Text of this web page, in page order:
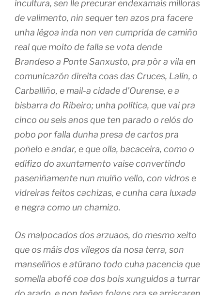
incultura, sen lle precurar endexamais milloras
de valimento, nin sequer ten azos pra facere
unha légoa inda non ven cumprida de camiño
real que moito de falla se vota dende
Brandeso a Ponte Sanxusto, pra pòr a vila en
comunicazón direita coas das Cruces, Lalín, o
Carballiño, e mail-a cidade d’Ourense, e a
bisbarra do Ribeiro; unha política, que vai pra
cinco ou seis anos que ten parado o relós do
pobo por falla dunha presa de cartos pra
poñelo e andar, e que olla, bacaceira, como o
edifizo do axuntamento vaise convertindo
paseniñamente nun muiño vello, con vidros e
vidreiras feitos cachizas, e cunha cara luxada
e negra como un chamizo.
Os malpocados dos arzuaos, do mesmo xeito
que os máis dos vilegos da nosa terra, son
manseliños e atúrano todo cuha pacencia que
somella abofé coa dos bois xunguidos a turrar